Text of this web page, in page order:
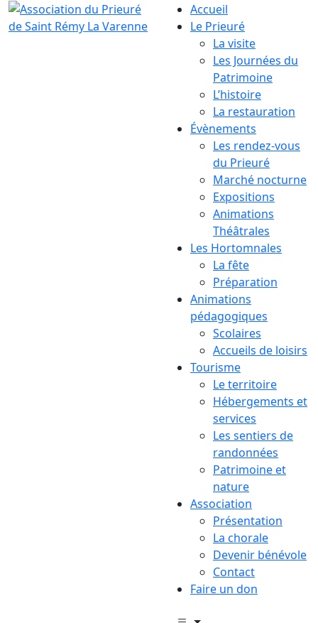
Accueil
Le Prieuré
La visite
Les Journées du
Patrimoine
L’histoire
La restauration
Évènements
Les rendez-vous
du Prieuré
Marché nocturne
Expositions
Animations
Théâtrales
Les Hortomnales
La fête
Préparation
Animations
pédagogiques
Scolaires
Accueils de loisirs
Tourisme
Le territoire
Hébergements et
services
Les sentiers de
randonnées
Patrimoine et
nature
Association
Présentation
La chorale
Devenir bénévole
Contact
Faire un don